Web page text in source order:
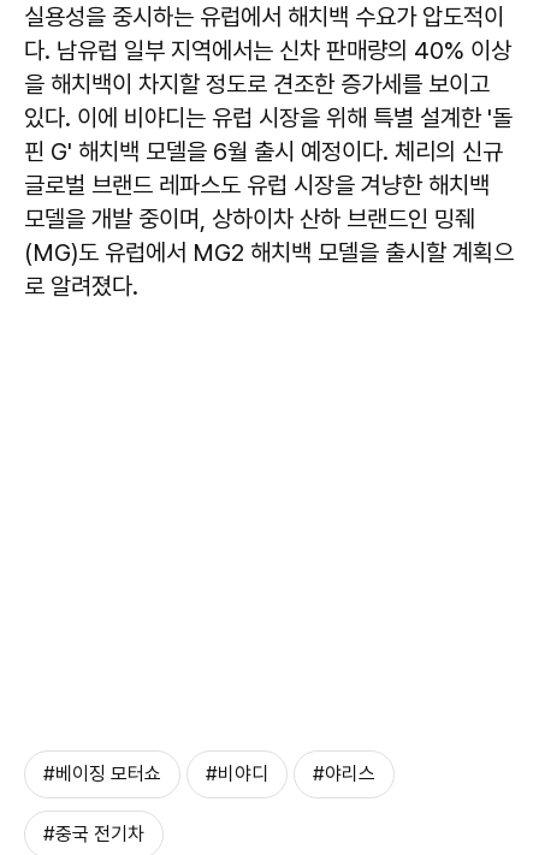
실용성을 중시하는 유럽에서 해치백 수요가 압도적이
다. 남유럽 일부 지역에서는 신차 판매량의 40% 이상
을 해치백이 차지할 정도로 견조한 증가세를 보이고
있다. 이에 비야디는 유럽 시장을 위해 특별 설계한 '돌
핀 G' 해치백 모델을 6월 출시 예정이다. 체리의 신규
글로벌 브랜드 레파스도 유럽 시장을 겨냥한 해치백
모델을 개발 중이며, 상하이차 산하 브랜드인 밍줴
(MG)도 유럽에서 MG2 해치백 모델을 출시할 계획으
로 알려졌다.
#베이징 모터쇼 #비야디 #야리스
#중국 전기차